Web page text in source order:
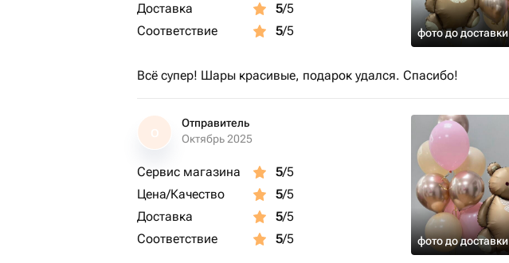
Доставка
5/5
Соответствие
5/5 фото до доставки
Всё супер! Шары красивые, подарок удался. Спасибо!
О
Отправитель
Октябрь 2025
Сервис магазина 5/5
Цена/Качество
5/5
Доставка
5/5
Соответствие
5/5 фото до доставки